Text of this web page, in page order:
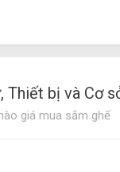
Thiết bị và Cơ
giá mua sắm ghế